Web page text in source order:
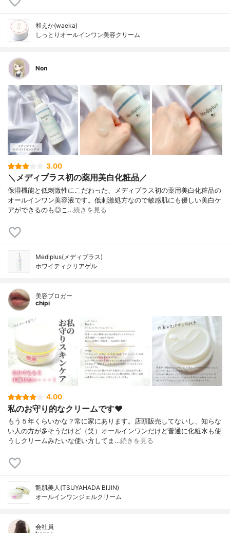
和えか(waeka)
しっとりオールインワン美容クリーム
Non
3.00
＼メディプラス初の薬用美白化粧品／
保湿機能と低刺激性にこだわった、メディプラス初の薬用美白化粧品の
オールインワン美容液です。低刺激処方なので敏感肌にも優しい美白ケ
アができるのも◎こ…続きを見る
Mediplus(メディプラス)
ホワイティクリアゲル
美容ブロガー
chipi
4.00
私のお守り的なクリームです♥
もう５年くらいかな？常に家にあります。店頭販売してないし、知らな
い人の方が多そうだけど（笑）オールインワンだけど普通に化粧水も使
うしクリームみたいな使い方してま…続きを見る
艶肌美人(TSUYAHADA BIJIN)
オールインワンジェルクリーム
会社員